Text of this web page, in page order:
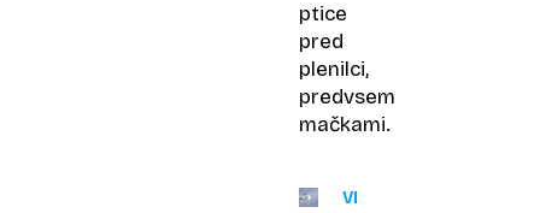
ptice
pred
plenilci,
predvsem
mačkami.
VIRALNO